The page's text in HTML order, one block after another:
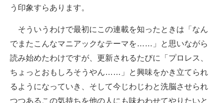
う印象すらあります。
そういうわけで最初にこの連載を知ったときは「なん
でまたこんなマニアックなテーマを……」と思いながら
読み始めたわけですが、更新されるたびに「プロレス、
ちょっとおもしろそうやん……」と興味をかき立てられ
るようになっていき、そして今じわじわと洗脳させられ
つつあるこの気持ちを他の人にも味わわせてやりたいと